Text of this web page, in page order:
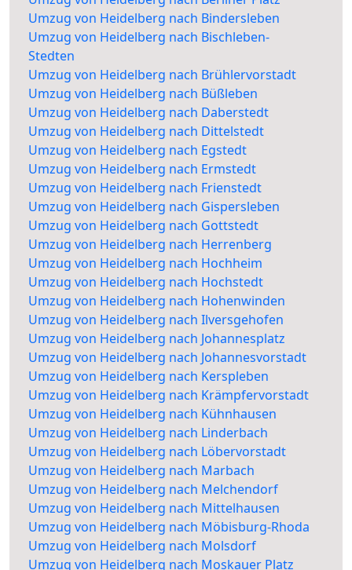
Umzug von Heidelberg nach Bindersleben
Umzug von Heidelberg nach Bischleben-
Stedten
Umzug von Heidelberg nach Brühlervorstadt
Umzug von Heidelberg nach Büßleben
Umzug von Heidelberg nach Daberstedt
Umzug von Heidelberg nach Dittelstedt
Umzug von Heidelberg nach Egstedt
Umzug von Heidelberg nach Ermstedt
Umzug von Heidelberg nach Frienstedt
Umzug von Heidelberg nach Gispersleben
Umzug von Heidelberg nach Gottstedt
Umzug von Heidelberg nach Herrenberg
Umzug von Heidelberg nach Hochheim
Umzug von Heidelberg nach Hochstedt
Umzug von Heidelberg nach Hohenwinden
Umzug von Heidelberg nach Ilversgehofen
Umzug von Heidelberg nach Johannesplatz
Umzug von Heidelberg nach Johannesvorstadt
Umzug von Heidelberg nach Kerspleben
Umzug von Heidelberg nach Krämpfervorstadt
Umzug von Heidelberg nach Kühnhausen
Umzug von Heidelberg nach Linderbach
Umzug von Heidelberg nach Löbervorstadt
Umzug von Heidelberg nach Marbach
Umzug von Heidelberg nach Melchendorf
Umzug von Heidelberg nach Mittelhausen
Umzug von Heidelberg nach Möbisburg-Rhoda
Umzug von Heidelberg nach Molsdorf
Umzug von Heidelberg nach Moskauer Platz